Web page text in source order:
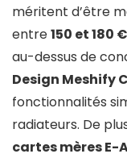
méritent d’être
entre150 et 180 €
au-dessus de
Design Meshify C
fonctionnalités
radiateurs. De
cartes mères E-